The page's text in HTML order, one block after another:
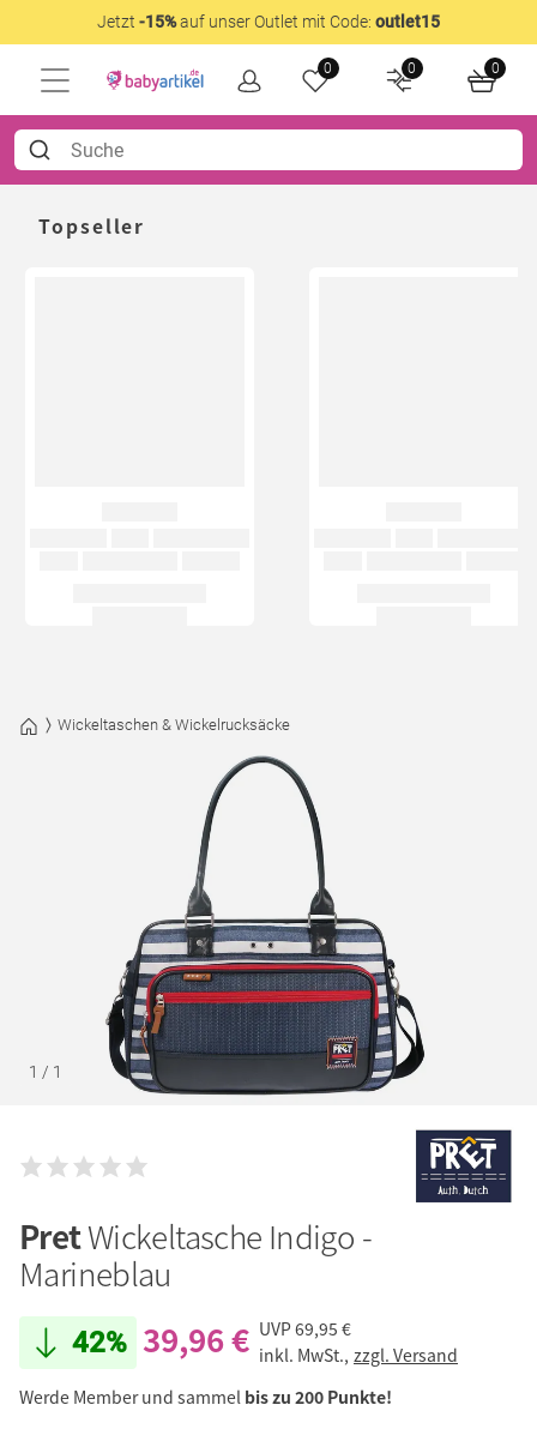
Jetzt -15%auf unser Outlet mit Code: outlet15
0 0 0
Topseller
Wickeltaschen & Wickelrucksäcke
1 / 1
PretWickeltasche Indigo -
Marineblau
42% 39,96 € UVP69,95 €
inkl. MwSt., zzgl. Versand
Werde Member und sammel bis zu 200 Punkte!